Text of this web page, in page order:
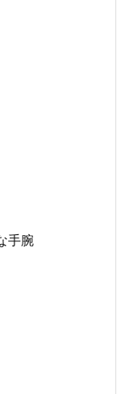
手腕